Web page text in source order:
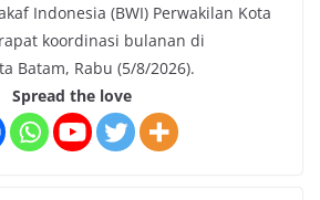
Indonesia (BWI) Perwakilan Kota
koordinasi bulanan di
Batam, Rabu (5/8/2026).
Spread the love